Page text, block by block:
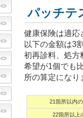
パッチテ
健康保険は適応
以下の金額は3
初再診料、処方
希望が1個でも
所の算定になり
21箇所以内
22箇所以上